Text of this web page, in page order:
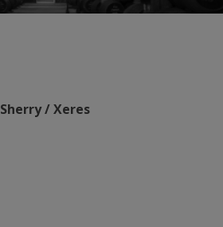
Sherry / Xeres